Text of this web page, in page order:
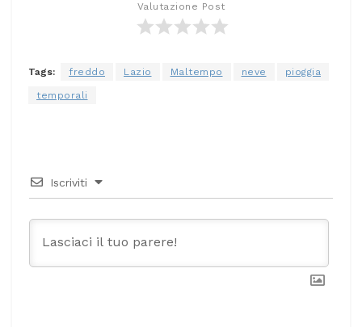
Valutazione Post
Tags: freddo Lazio Maltempo neve pioggia
temporali
Iscriviti